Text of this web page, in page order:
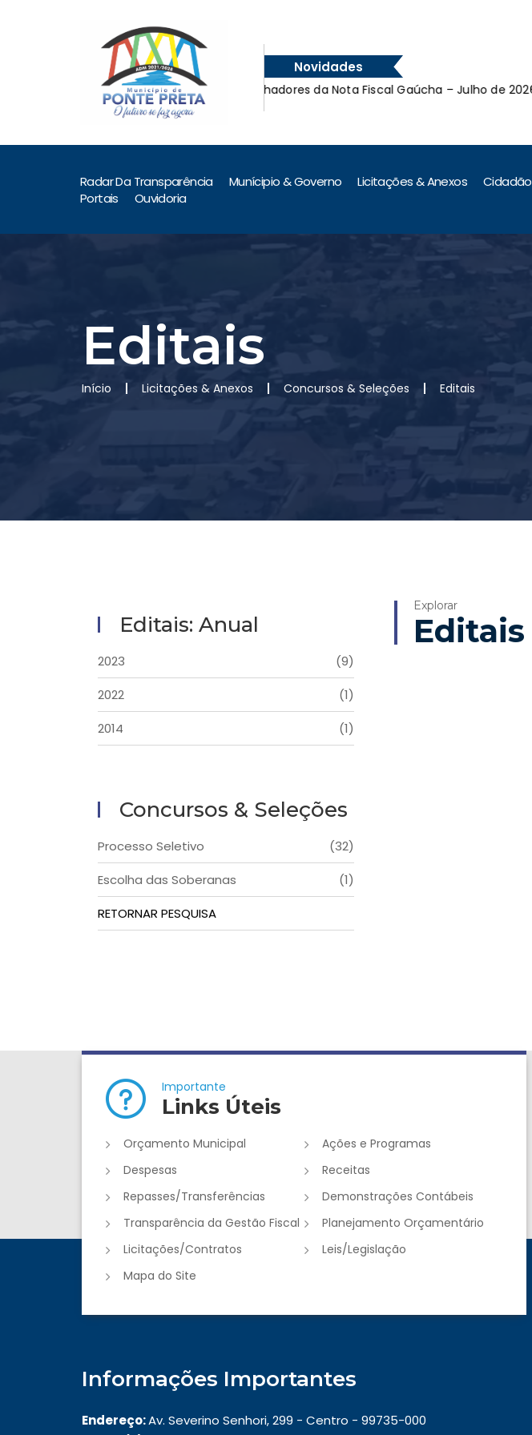
Novidades
Ganhadores da Nota Fiscal Gaúcha – Julho de 2026
Radar Da Transparência Munícipio & Governo Licitações & Anexos Cidadão
Portais
Ouvidoria
Editais
Início Licitações & Anexos Concursos & Seleções Editais
Editais: Anual
2023
(9)
2022
(1)
2014
(1)
Concursos & Seleções
Processo Seletivo
(32)
Escolha das Soberanas
(1)
RETORNAR PESQUISA
Explorar
Editais
Importante
Links Úteis
Orçamento Municipal
Ações e Programas
Despesas
Receitas
Repasses/Transferências
Demonstrações Contábeis
Transparência da Gestão Fiscal
Planejamento Orçamentário
Licitações/Contratos
Leis/Legislação
Mapa do Site
Informações Importantes
Endereço:Av. Severino Senhori, 299 - Centro - 99735-000